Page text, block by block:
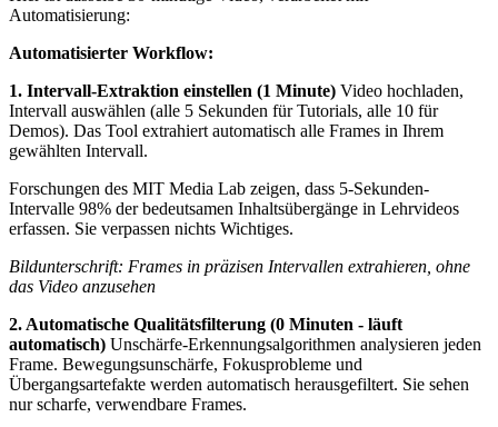
Automatisierung:
Automatisierter Workflow:
1. Intervall-Extraktion einstellen (1 Minute) Video hochladen,
Intervall auswählen (alle 5 Sekunden für Tutorials, alle 10 für
Demos). Das Tool extrahiert automatisch alle Frames in Ihrem
gewählten Intervall.
Forschungen des MIT Media Lab zeigen, dass 5-Sekunden-
Intervalle 98% der bedeutsamen Inhaltsübergänge in Lehrvideos
erfassen. Sie verpassen nichts Wichtiges.
Bildunterschrift: Frames in präzisen Intervallen extrahieren, ohne
das Video anzusehen
2. Automatische Qualitätsfilterung (0 Minuten - läuft
automatisch) Unschärfe-Erkennungsalgorithmen analysieren jeden
Frame. Bewegungsunschärfe, Fokusprobleme und
Übergangsartefakte werden automatisch herausgefiltert. Sie sehen
nur scharfe, verwendbare Frames.